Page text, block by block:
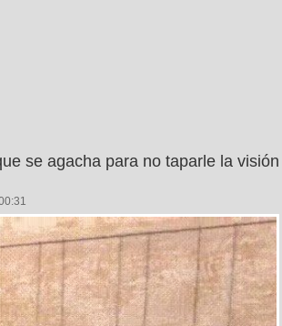
se agacha para no taparle la visión